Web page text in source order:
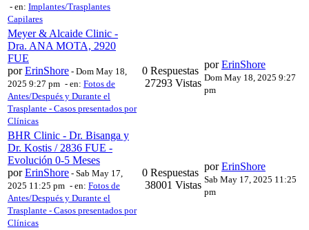
- en: Implantes/Trasplantes
Capilares
Meyer & Alcaide Clinic -
Dra. ANA MOTA, 2920
FUE
porErinShore - Dom May 18,
2025 9:27 pm - en: Fotos de
Antes/Después y Durante el
Trasplante - Casos presentados por
Clínicas
0 Respuestas
27293 Vistas
porErinShore
Dom May 18, 2025 9:27
pm
BHR Clinic - Dr. Bisanga y
Dr. Kostis / 2836 FUE -
Evolución 0-5 Meses
porErinShore - Sab May 17,
2025 11:25 pm - en: Fotos de
Antes/Después y Durante el
Trasplante - Casos presentados por
Clínicas
0 Respuestas
38001 Vistas
porErinShore
Sab May 17, 2025 11:25
pm